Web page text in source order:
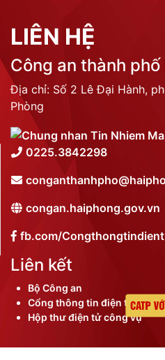
LIÊN HỆ
Công an thành phố
Địa chỉ: Số 2 Lê Đại Hành,
Phòng
0225.3842298
congan.haiphong.gov.vn
fb.com/
Liên kết
Bộ Công an
Cổng thông tin điện tử
Hộp thư điện tử công vụ